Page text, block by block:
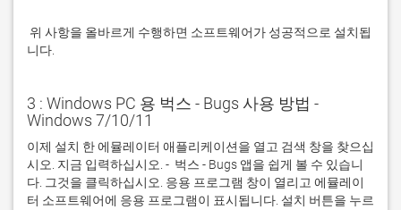
니다.
3 : Windows PC 용 벅스 - Bugs 사용 방법 -
Windows 7/10/11
이제 설치 한 에뮬레이터 애플리케이션을 열고 검색 창을 찾으십
시오. 지금 입력하십시오. -  벅스 - Bugs 앱을 쉽게 볼 수 있습니
다. 그것을 클릭하십시오. 응용 프로그램 창이 열리고 에뮬레이
터 소프트웨어에 응용 프로그램이 표시됩니다. 설치 버튼을 누르